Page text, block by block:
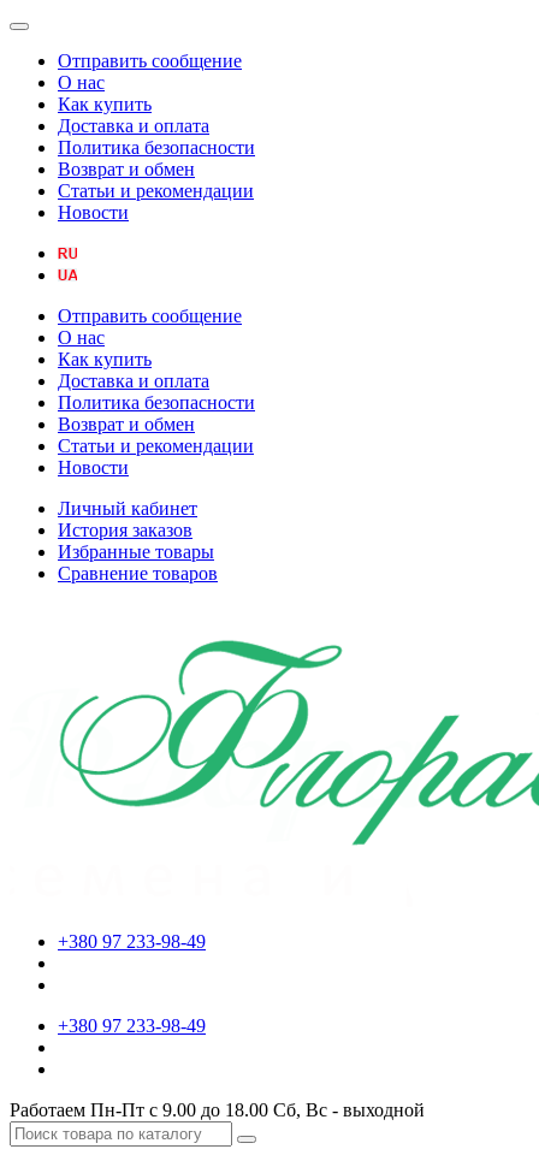
Отправить сообщение
О нас
Как купить
Доставка и оплата
Политика безопасности
Возврат и обмен
Статьи и рекомендации
Новости
Отправить сообщение
О нас
Как купить
Доставка и оплата
Политика безопасности
Возврат и обмен
Статьи и рекомендации
Новости
Личный кабинет
История заказов
Избранные товары
Сравнение товаров
+380 97 233-98-49
+380 97 233-98-49
Работаем Пн-Пт с 9.00 до 18.00 Сб, Вс - выходной